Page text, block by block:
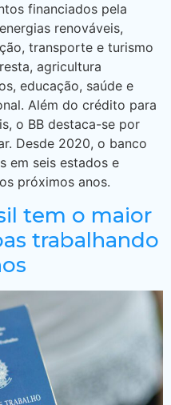
financiados pela
renováveis,
transporte e turismo
agricultura
educação, saúde e
Além do crédito para
o BB destaca-se por
Desde 2020, o banco
em seis estados e
próximos anos.
tem o maior
trabalhando